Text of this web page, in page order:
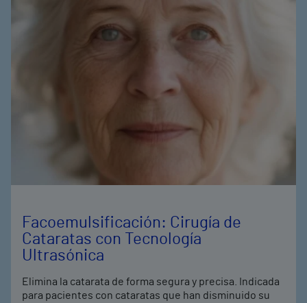
Facoemulsificación: Cirugía de
Cataratas con Tecnología
Ultrasónica
Elimina la catarata de forma segura y precisa. Indicada
para pacientes con cataratas que han disminuido su